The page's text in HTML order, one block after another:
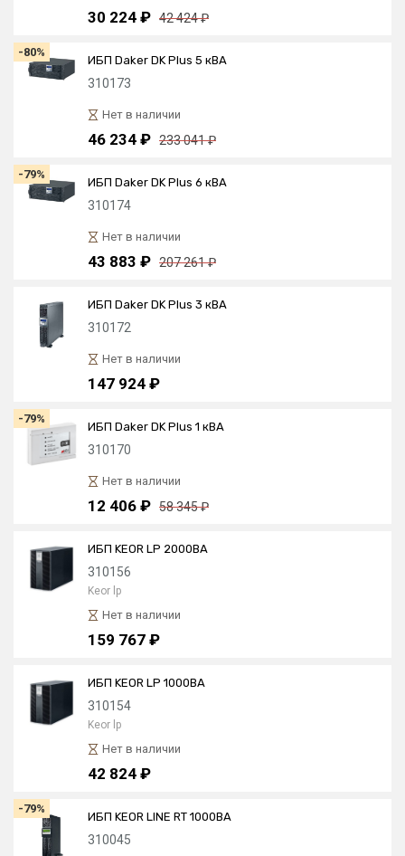
30 224 ₽ 42 424 ₽
-80%
ИБП Daker DK Plus 5 кВА
310173
Нет в наличии
46 234 ₽ 233 041 ₽
-79%
ИБП Daker DK Plus 6 кВА
310174
Нет в наличии
43 883 ₽ 207 261 ₽
ИБП Daker DK Plus 3 кВА
310172
Нет в наличии
147 924 ₽
-79%
ИБП Daker DK Plus 1 кВА
310170
Нет в наличии
12 406 ₽ 58 345 ₽
ИБП KEOR LP 2000ВА
310156
Keor lp
Нет в наличии
159 767 ₽
ИБП KEOR LP 1000ВА
310154
Keor lp
Нет в наличии
42 824 ₽
-79%
ИБП KEOR LINE RT 1000ВА
310045